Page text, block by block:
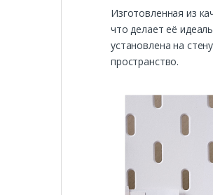
Изготовленная из
что делает её
установлена на
пространство.